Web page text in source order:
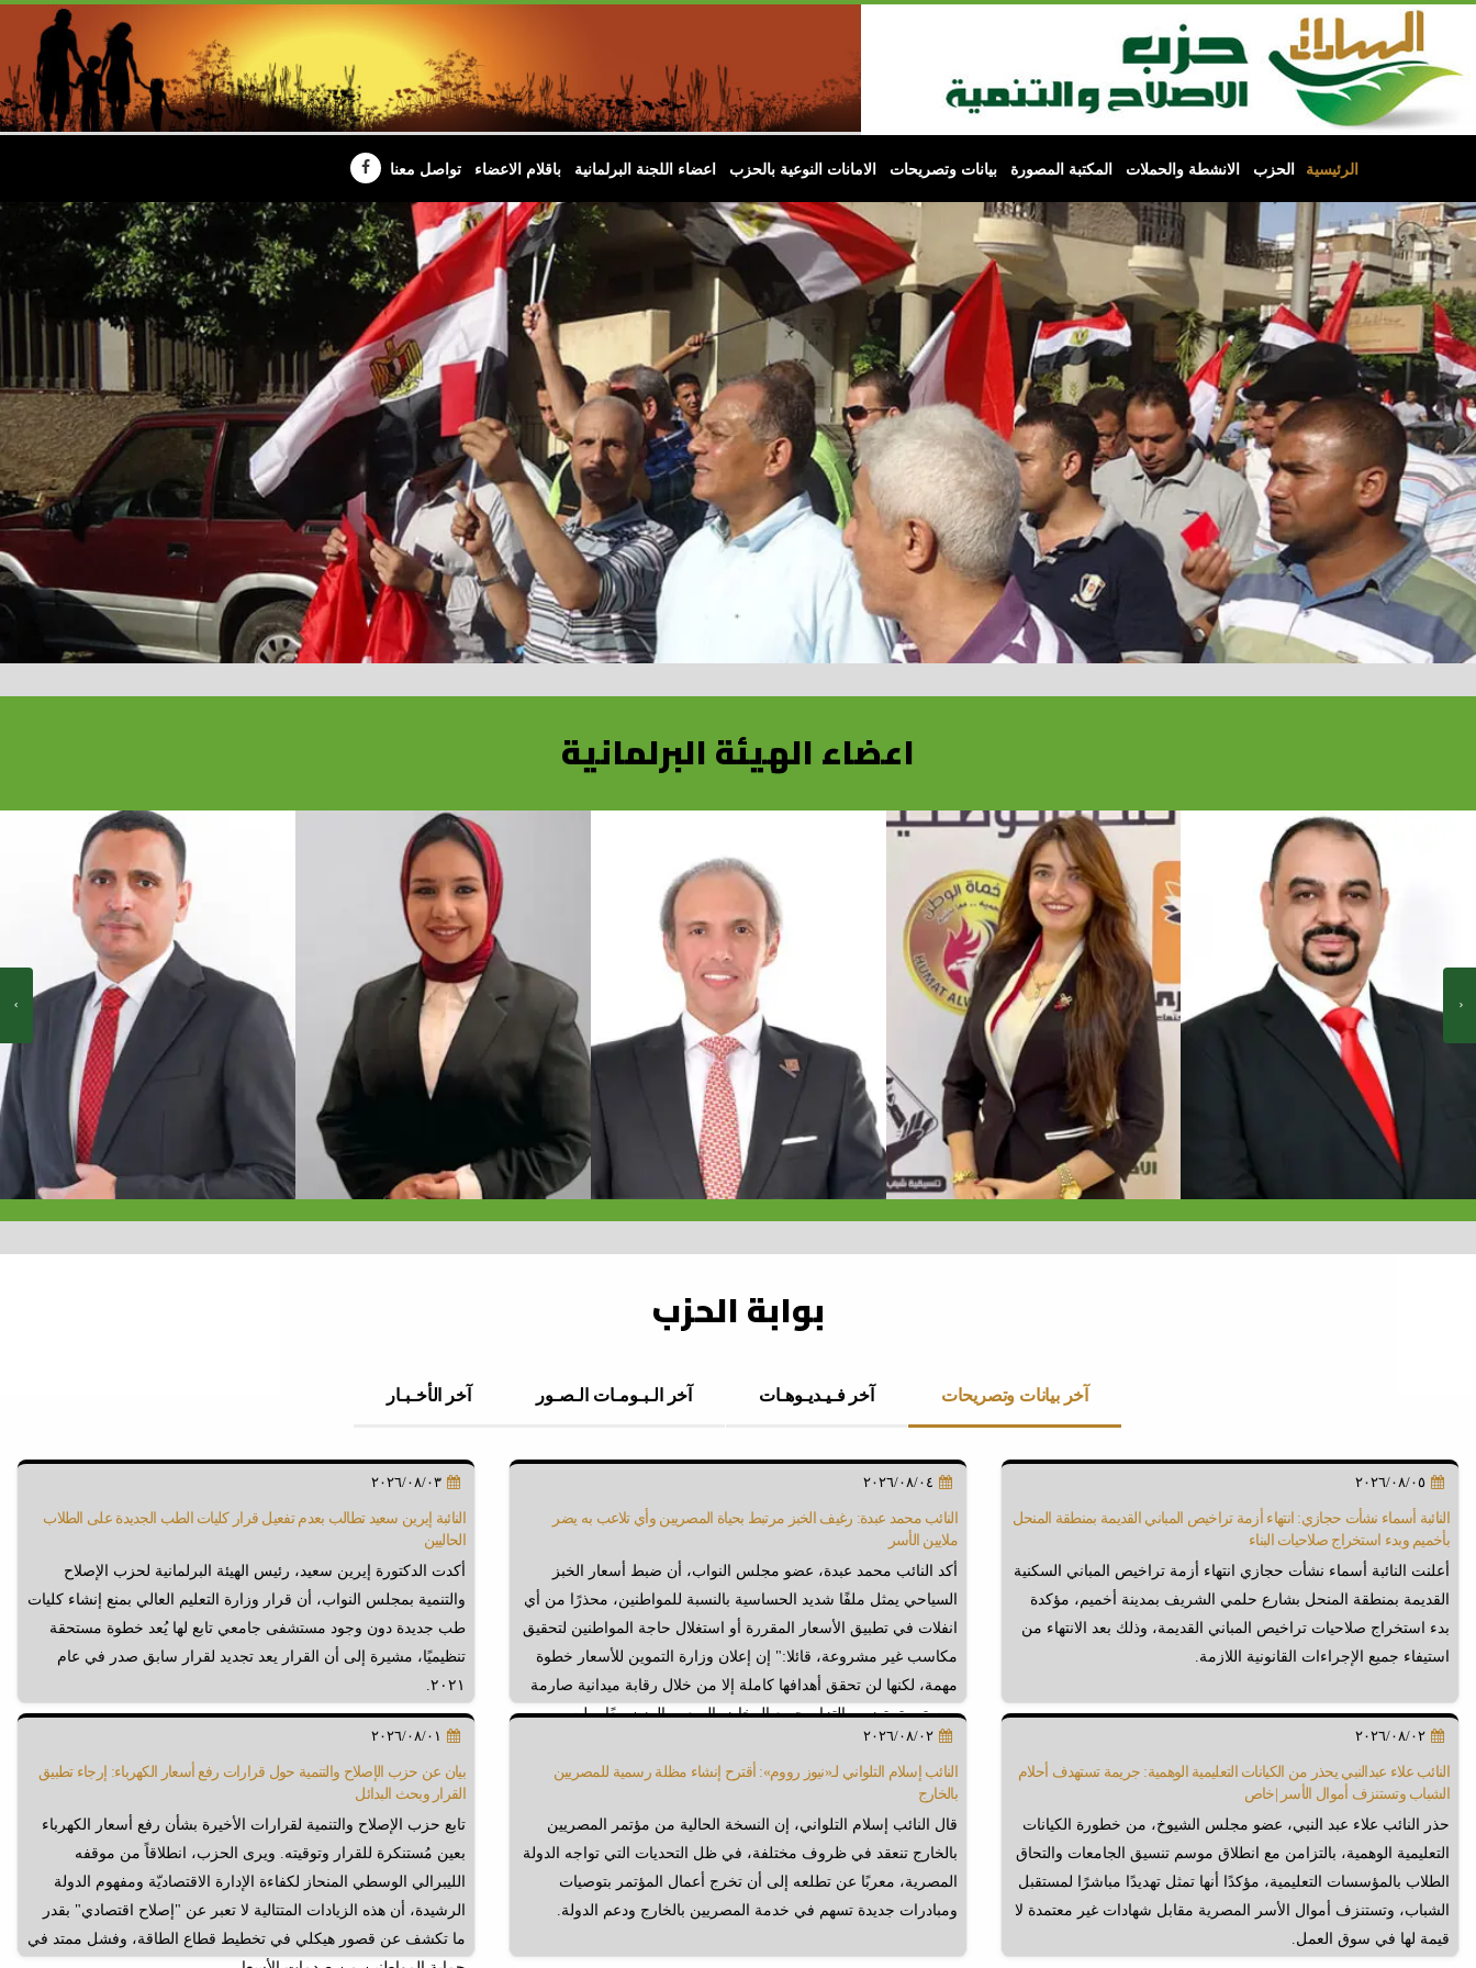
الرئيسية الحزب الانشطة والحملات المكتبة المصورة بيانات وتصريحات الامانات النوعية بالحزب اعضاء اللجنة البرلمانية باقلام الاعضاء تواصل معنا
اعضاء الهيئة البرلمانية
بوابة الحزب
آخر بيانات وتصريحات آخر فـيـديـوهـات آخر الـبـومـات الـصـور آخر الأخـبـار
٢٠٢٦/٠٨/٠٥
النائبة أسماء نشأت حجازي: انتهاء أزمة تراخيص المباني القديمة بمنطقة المنحل
بأخميم وبدء استخراج صلاحيات البناء
أعلنت النائبة أسماء نشأت حجازي انتهاء أزمة تراخيص المباني السكنية
القديمة بمنطقة المنحل بشارع حلمي الشريف بمدينة أخميم، مؤكدة
بدء استخراج صلاحيات تراخيص المباني القديمة، وذلك بعد الانتهاء من
استيفاء جميع الإجراءات القانونية اللازمة.
٢٠٢٦/٠٨/٠٤
النائب محمد عبدة: رغيف الخبز مرتبط بحياة المصريين وأي تلاعب به يضر
ملايين الأسر
أكد النائب محمد عبدة، عضو مجلس النواب، أن ضبط أسعار الخبز
السياحي يمثل ملفًا شديد الحساسية بالنسبة للمواطنين، محذرًا من أي
انفلات في تطبيق الأسعار المقررة أو استغلال حاجة المواطنين لتحقيق
مكاسب غير مشروعة، قائلا:" إن إعلان وزارة التموين للأسعار خطوة
مهمة، لكنها لن تحقق أهدافها كاملة إلا من خلال رقابة ميدانية صارمة
ومستمرة، تضمن التزام جميع المخابز بالسعر والوزن معًا، وليس
الاكتفاء بالرقابة الشكلية أو الحملات المؤقتة".
٢٠٢٦/٠٨/٠٣
النائبة إيرين سعيد تطالب بعدم تفعيل قرار كليات الطب الجديدة على الطلاب
الحاليين
أكدت الدكتورة إيرين سعيد، رئيس الهيئة البرلمانية لحزب الإصلاح
والتنمية بمجلس النواب، أن قرار وزارة التعليم العالي بمنع إنشاء كليات
طب جديدة دون وجود مستشفى جامعي تابع لها يُعد خطوة مستحقة
تنظيميًا، مشيرة إلى أن القرار يعد تجديد لقرار سابق صدر في عام
٢٠٢١.
٢٠٢٦/٠٨/٠٢
النائب علاء عبدالنبي يحذر من الكيانات التعليمية الوهمية: جريمة تستهدف أحلام
الشباب وتستنزف أموال الأسر |خاص
حذر النائب علاء عبد النبي، عضو مجلس الشيوخ، من خطورة الكيانات
التعليمية الوهمية، بالتزامن مع انطلاق موسم تنسيق الجامعات والتحاق
الطلاب بالمؤسسات التعليمية، مؤكدًا أنها تمثل تهديدًا مباشرًا لمستقبل
الشباب، وتستنزف أموال الأسر المصرية مقابل شهادات غير معتمدة لا
قيمة لها في سوق العمل.
٢٠٢٦/٠٨/٠٢
النائب إسلام التلواني لـ«نيوز رووم»: أقترح إنشاء مظلة رسمية للمصريين
بالخارج
قال النائب إسلام التلواني، إن النسخة الحالية من مؤتمر المصريين
بالخارج تنعقد في ظروف مختلفة، في ظل التحديات التي تواجه الدولة
المصرية، معربًا عن تطلعه إلى أن تخرج أعمال المؤتمر بتوصيات
ومبادرات جديدة تسهم في خدمة المصريين بالخارج ودعم الدولة.
٢٠٢٦/٠٨/٠١
بيان عن حزب الإصلاح والتنمية حول قرارات رفع أسعار الكهرباء: إرجاء تطبيق
القرار وبحث البدائل
تابع حزب الإصلاح والتنمية لقرارات الأخيرة بشأن رفع أسعار الكهرباء
بعين مُستنكرة للقرار وتوقيته. ويرى الحزب، انطلاقاً من موقفه
الليبرالي الوسطي المنحاز لكفاءة الإدارة الاقتصاديّة ومفهوم الدولة
الرشيدة، أن هذه الزيادات المتتالية لا تعبر عن "إصلاح اقتصادي" بقدر
ما تكشف عن قصور هيكلي في تخطيط قطاع الطاقة، وفشل ممتد في